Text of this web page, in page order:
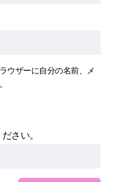
ウザーに自分の名前、メ
さい。